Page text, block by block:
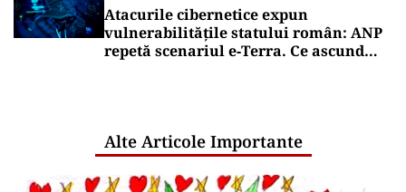
Atacurile cibernetice expun
vulnerabilitățile statului român: ANP
repetă scenariul e‑Terra. Ce ascund
Alte Articole Importante